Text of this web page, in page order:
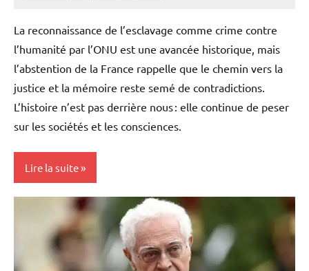
La reconnaissance de l’esclavage comme crime contre
l’humanité par l’ONU est une avancée historique, mais
l’abstention de la France rappelle que le chemin vers la
justice et la mémoire reste semé de contradictions.
L’histoire n’est pas derrière nous : elle continue de peser
sur les sociétés et les consciences.
Lire la suite
Guyane